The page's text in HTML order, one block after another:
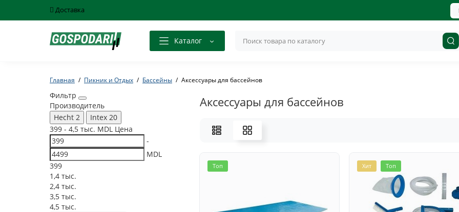
Доставка
Каталог
Главная Пикник и Отдых Бассейны Aксессуары для бассейнов
Фильтр
Производитель
Hecht 2 Intex 20
399 - 4,5 тыс. MDL Цена
-
MDL
399
1,4 тыс.
2,4 тыс.
3,5 тыс.
4,5 тыс.
Aксессуары для бассейнов
Топ Хит Топ